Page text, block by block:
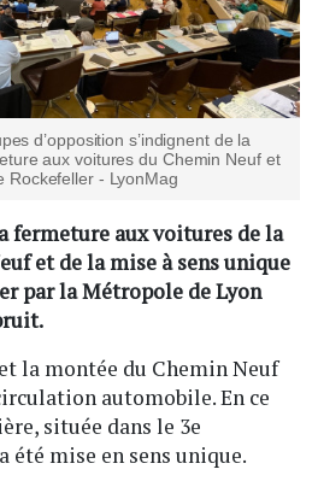
d’opposition s’indignent de la
aux voitures du Chemin Neuf et
Rockefeller - LyonMag
fermeture aux voitures de la
et de la mise à sens unique
par la Métropole de Lyon
la montée du Chemin Neuf
automobile. En ce
située dans le 3e
été mise en sens unique.